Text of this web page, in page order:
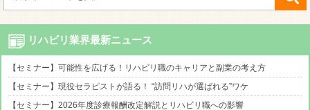
リハビリ業界最新ニュース
【セミナー】可能性を広げる！リハビリ職のキャリアと副業の考え方
【セミナー】現役セラピストが語る！ “訪問リハが選ばれる”ワケ
【セミナー】2026年度診療報酬改定解説とリハビリ職への影響